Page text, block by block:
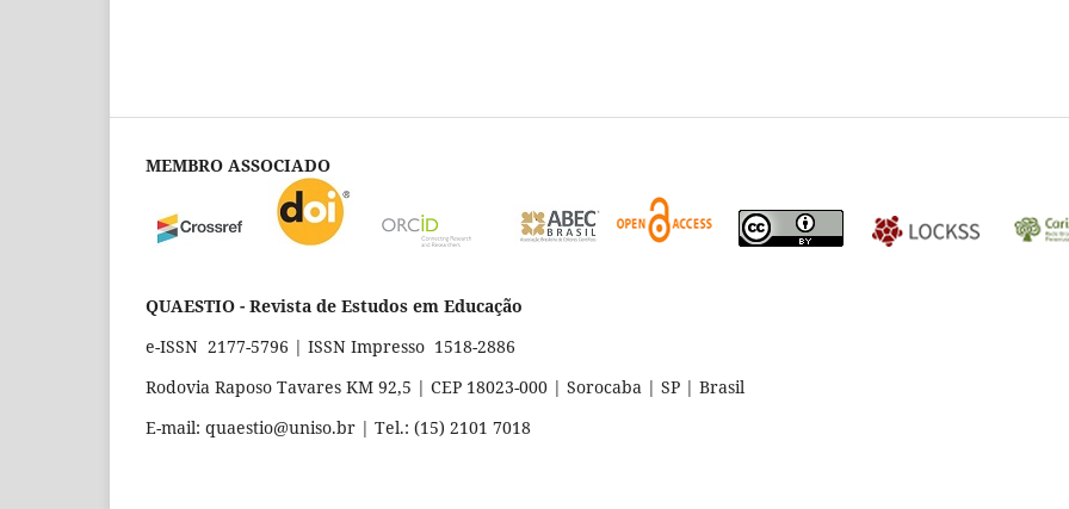
MEMBRO ASSOCIADO
QUAESTIO - Revista de Estudos em Educação
e-ISSN 2177-5796 | ISSN Impresso 1518-2886
Rodovia Raposo Tavares KM 92,5 | CEP 18023-000 | Sorocaba | SP | Brasil
E-mail: quaestio@uniso.br | Tel.: (15) 2101 7018